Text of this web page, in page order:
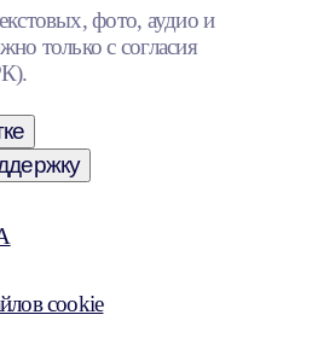
фото, аудио и
только с согласия
cookie